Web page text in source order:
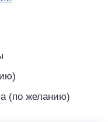
(по желанию)